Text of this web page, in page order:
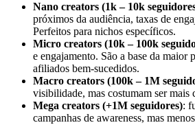
Nano creators (1k – 10k
próximos da audiência, taxas de
Perfeitos para nichos específicos.
Micro creators (10k – 100k
e engajamento. São a base da maior
afiliados bem-sucedidos.
Macro creators (100k – 1M
visibilidade, mas costumam ser mais
Mega creators (+1M seguidores):
campanhas de awareness, mas